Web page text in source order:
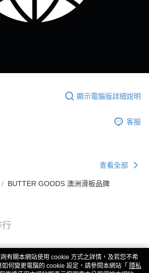
顯示電腦版詳細說明
客服
查看全部
BUTTER GOODS 澳洲滑板品牌
行
有關本網站使用 cookie 方式之詳情，及若您不希
何變更電腦的 cookie 設定，請參閱本網站「 隱私